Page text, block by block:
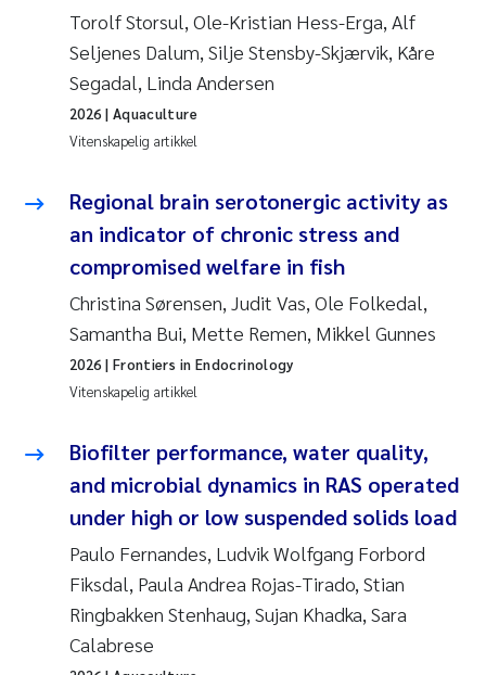
Torolf Storsul, Ole-Kristian Hess-Erga, Alf
Seljenes Dalum, Silje Stensby-Skjærvik, Kåre
Segadal, Linda Andersen
Vitenskapelig artikkel
2026 | Aquaculture
Regional brain serotonergic activity as
an indicator of chronic stress and
compromised welfare in fish
Christina Sørensen, Judit Vas, Ole Folkedal,
Samantha Bui, Mette Remen, Mikkel Gunnes
Vitenskapelig artikkel
2026 | Frontiers in Endocrinology
Biofilter performance, water quality,
and microbial dynamics in RAS operated
under high or low suspended solids load
Paulo Fernandes, Ludvik Wolfgang Forbord
Fiksdal, Paula Andrea Rojas-Tirado, Stian
Ringbakken Stenhaug, Sujan Khadka, Sara
Calabrese